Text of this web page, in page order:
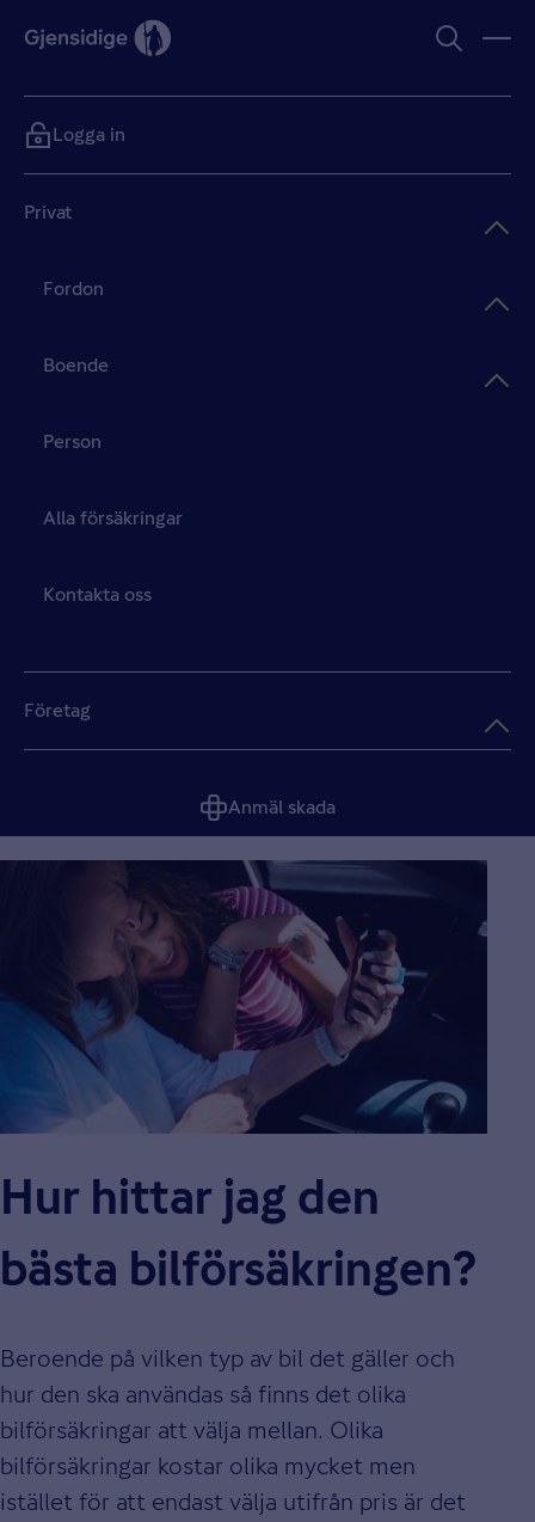
Privat
Fordon
Boende
Person
Alla försäkringar
Kontakta oss
Företag
Anmäl skada
Logga in
Hur hittar jag den
bästa bilförsäkringen?
Beroende på vilken typ av bil det gäller och
hur den ska användas så finns det olika
bilförsäkringar att välja mellan. Olika
bilförsäkringar kostar olika mycket men
istället för att endast välja utifrån pris är det